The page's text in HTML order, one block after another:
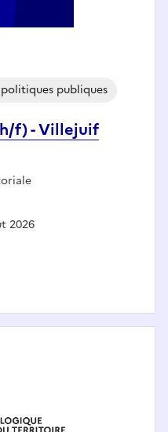
f) - Villejuif
publiques
2026
des élus (h/f) - Villejuif